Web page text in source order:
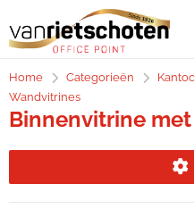
Home Categorieën
Wandvitrines
Binnenvitrine